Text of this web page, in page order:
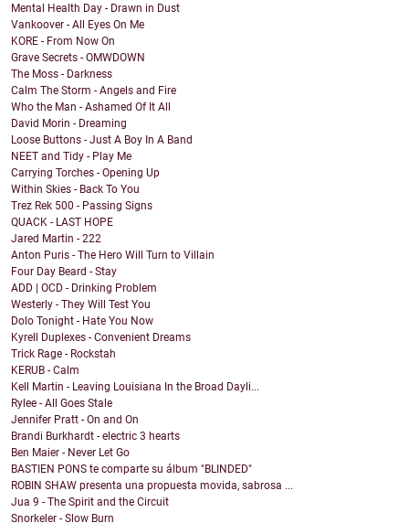
Mental Health Day - Drawn in Dust
Vankoover - All Eyes On Me
KORE - From Now On
Grave Secrets - OMWDOWN
The Moss - Darkness
Calm The Storm - Angels and Fire
Who the Man - Ashamed Of It All
David Morin - Dreaming
Loose Buttons - Just A Boy In A Band
NEET and Tidy - Play Me
Carrying Torches - Opening Up
Within Skies - Back To You
Trez Rek 500 - Passing Signs
QUACK - LAST HOPE
Jared Martin - 222
Anton Puris - The Hero Will Turn to Villain
Four Day Beard - Stay
ADD | OCD - Drinking Problem
Westerly - They Will Test You
Dolo Tonight - Hate You Now
Kyrell Duplexes - Convenient Dreams
Trick Rage - Rockstah
KERUB - Calm
Kell Martin - Leaving Louisiana In the Broad Dayli...
Rylee - All Goes Stale
Jennifer Pratt - On and On
Brandi Burkhardt - electric 3 hearts
Ben Maier - Never Let Go
BASTIEN PONS te comparte su álbum "BLINDED"
ROBIN SHAW presenta una propuesta movida, sabrosa ...
Jua 9 - The Spirit and the Circuit
Snorkeler - Slow Burn